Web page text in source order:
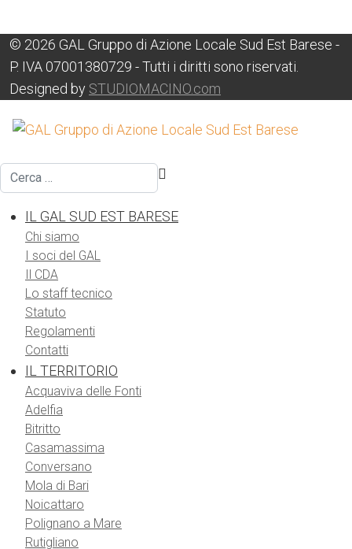
© 2026 GAL Gruppo di Azione Locale Sud Est Barese -
P. IVA 07001380729 - Tutti i diritti sono riservati.
Designed by STUDIOMACINO.com
Cerca
IL GAL SUD EST BARESE
Chi siamo
I soci del GAL
Il CDA
Lo staff tecnico
Statuto
Regolamenti
Contatti
IL TERRITORIO
Acquaviva delle Fonti
Adelfia
Bitritto
Casamassima
Conversano
Mola di Bari
Noicattaro
Polignano a Mare
Rutigliano